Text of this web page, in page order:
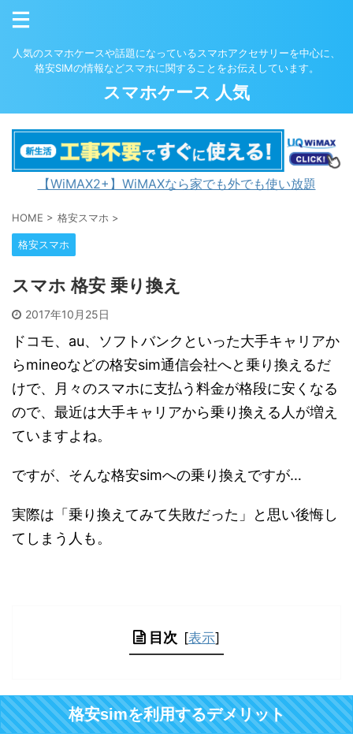
人気のスマホケースや話題になっているスマホアクセサリーを中心に、
格安SIMの情報などスマホに関することをお伝えしています。
スマホケース 人気
【WiMAX2+】WiMAXなら家でも外でも使い放題
HOME > 格安スマホ >
格安スマホ
スマホ 格安 乗り換え
2017年10月25日
ドコモ、au、ソフトバンクといった大手キャリアか
らmineoなどの格安sim通信会社へと乗り換えるだ
けで、月々のスマホに支払う料金が格段に安くなる
ので、最近は大手キャリアから乗り換える人が増え
ていますよね。
ですが、そんな格安simへの乗り換えですが…
実際は「乗り換えてみて失敗だった」と思い後悔し
てしまう人も。
目次 [表示]
格安simを利用するデメリット